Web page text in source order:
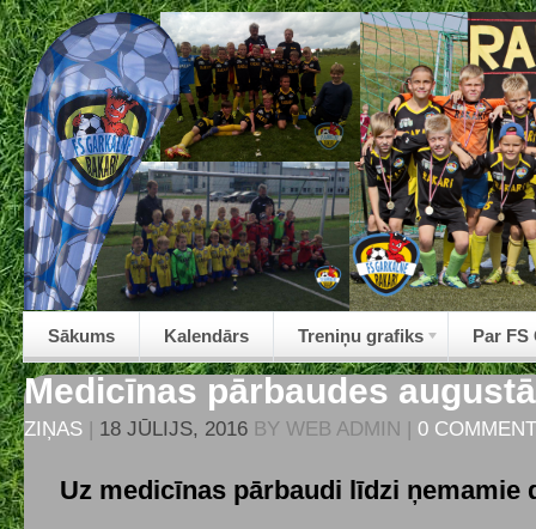
Sākums Kalendārs Treniņu grafiks Par FS
Medicīnas pārbaudes augustā
ZIŅAS | 18 JŪLIJS, 2016 BY WEB ADMIN | 0
Uz medicīnas pārbaudi līdzi ņemamie